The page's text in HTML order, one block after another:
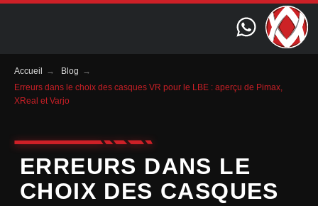
Accueil → Blog →
Erreurs dans le choix des casques VR pour le LBE : aperçu de Pimax,
XReal et Varjo
CHOIX DES CASQUES
VR POUR LE LBE :
APERÇU DE PIMAX,
XREAL ET VARJO